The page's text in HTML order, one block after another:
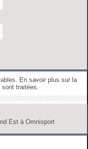
En savoir plus sur la
traitées
Est à Omnisport